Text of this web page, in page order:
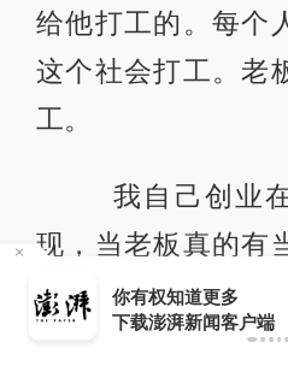
说，我不怕你不会
就怕这个人不懂，
离就行了”，这个不
可能我从小受的教
你既然做就一定要
重做。
苏州平江历史街
住建委：将持续跟